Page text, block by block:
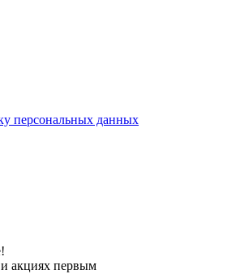
персональных данных
и акциях первым